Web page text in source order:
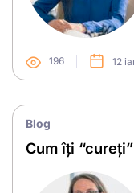
196 12
Blog
Cum îți